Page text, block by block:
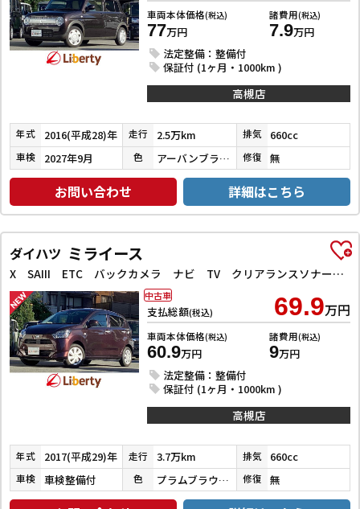
車両本体価格(税込)
77万円
諸費用(税込)
7.9万円
法定整備：整備付
保証付 (1ヶ月・1000km )
高槻店
年式 2016(平成28)年 走行 2.5万km 排気 660cc
車検 2027年9月 色 アーバンブラウンパールメタリック 修復 無
お問い合わせ 詳細はこちら
ダイハツ ミライース
X SAIII ETC バックカメラ ナビ TV クリアランスソナー 衝突被害軽減システム オートマチックハイビーム LEDヘッドランプ キーレスエントリー アイドリングストップ 電動格納ミラー
支払総額(税込) 69.9万円
車両本体価格(税込)
60.9万円
諸費用(税込)
9万円
法定整備：整備付
保証付 (1ヶ月・1000km )
中古車
高槻店
年式 2017(平成29)年 走行 3.7万km 排気 660cc
車検 車検整備付 色 プラムブラウンクリスタルマイカ 修復 無